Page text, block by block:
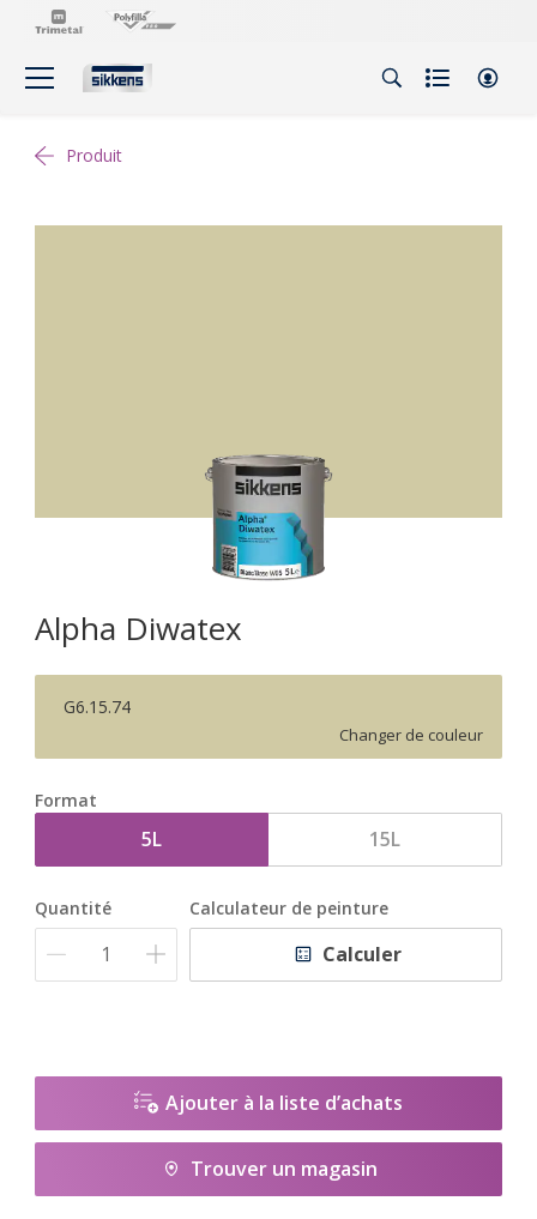
Produit
Alpha Diwatex
G6.15.74
Changer de couleur
Format
5L 15L
Quantité Calculateur de peinture
Calculer
Ajouter à la liste d’achats
Trouver un magasin